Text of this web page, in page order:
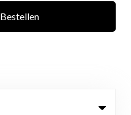
Bestellen